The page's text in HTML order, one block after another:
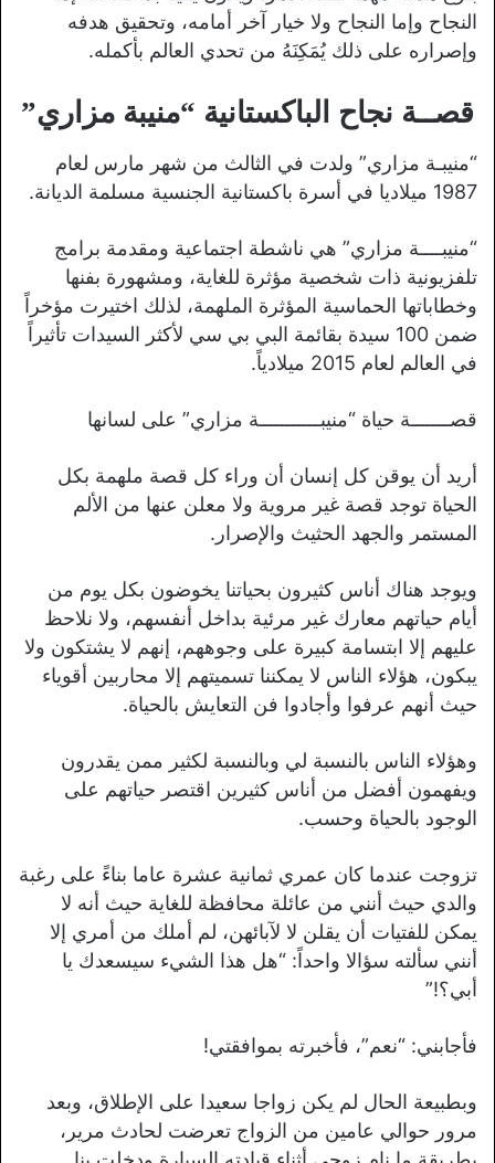
النجاح وإما النجاح ولا خيار آخر أمامه، وتحقيق هدفه
وإصراره على ذلك يُمَكِنَهُ من تحدي العالم بأكمله.
قصــة نجاح الباكستانية “منيبة مزاري”
“منيبـة مزاري” ولدت في الثالث من شهر مارس لعام
1987 ميلاديا في أسرة باكستانية الجنسية مسلمة الديانة.
“منيبــــة مزاري” هي ناشطة اجتماعية ومقدمة برامج
تلفزيونية ذات شخصية مؤثرة للغاية، ومشهورة بفنها
وخطاباتها الحماسية المؤثرة الملهمة، لذلك اختيرت مؤخراً
ضمن 100 سيدة بقائمة البي بي سي لأكثر السيدات تأثيراً
في العالم لعام 2015 ميلادياً.
قصـــــــة حياة “منيبـــــــــــة مزاري” على لسانها
أريد أن يوقن كل إنسان أن وراء كل قصة ملهمة بكل
الحياة توجد قصة غير مروية ولا معلن عنها من الألم
المستمر والجهد الحثيث والإصرار.
ويوجد هناك أناس كثيرون بحياتنا يخوضون بكل يوم من
أيام حياتهم معارك غير مرئية بداخل أنفسهم، ولا نلاحظ
عليهم إلا ابتسامة كبيرة على وجوههم، إنهم لا يشتكون ولا
يبكون، هؤلاء الناس لا يمكننا تسميتهم إلا محاربين أقوياء
حيث أنهم عرفوا وأجادوا فن التعايش بالحياة.
وهؤلاء الناس بالنسبة لي وبالنسبة لكثير ممن يقدرون
ويفهمون أفضل من أناس كثيرين اقتصر حياتهم على
الوجود بالحياة وحسب.
تزوجت عندما كان عمري ثمانية عشرة عاما بناءً على رغبة
والدي حيث أنني من عائلة محافظة للغاية حيث أنه لا
يمكن للفتيات أن يقلن لا لآبائهن، لم أملك من أمري إلا
أنني سألته سؤالا واحداً: “هل هذا الشيء سيسعدك يا
أبي؟!”
فأجابني: “نعم”، فأخبرته بموافقتي!
وبطبيعة الحال لم يكن زواجا سعيدا على الإطلاق، وبعد
مرور حوالي عامين من الزواج تعرضت لحادث مرير،